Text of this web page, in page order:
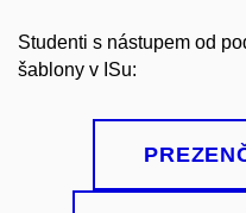
Studenti s nástupem od
šablony v ISu: